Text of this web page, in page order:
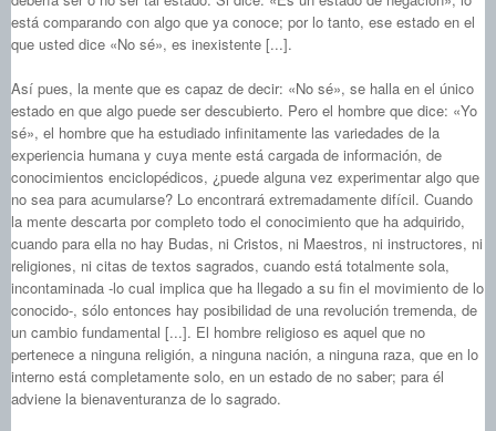
está comparando con algo que ya conoce; por lo tanto, ese estado en el
que usted dice «No sé», es inexistente [...].
Así pues, la mente que es capaz de decir: «No sé», se halla en el único
estado en que algo puede ser descubierto. Pero el hombre que dice: «Yo
sé», el hombre que ha estudiado infinitamente las variedades de la
experiencia humana y cuya mente está cargada de información, de
conocimientos enciclopédicos, ¿puede alguna vez experimentar algo que
no sea para acumularse? Lo encontrará extremadamente difícil. Cuando
la mente descarta por completo todo el conocimiento que ha adquirido,
cuando para ella no hay Budas, ni Cristos, ni Maestros, ni instructores, ni
religiones, ni citas de textos sagrados, cuando está totalmente sola,
incontaminada ‑lo cual implica que ha llegado a su fin el movimiento de lo
conocido-, sólo entonces hay posibilidad de una revolución tremenda, de
un cambio fundamental [...]. El hombre religioso es aquel que no
pertenece a ninguna religión, a ninguna nación, a ninguna raza, que en lo
interno está completamente solo, en un estado de no saber; para él
adviene la bienaventuranza de lo sagrado.